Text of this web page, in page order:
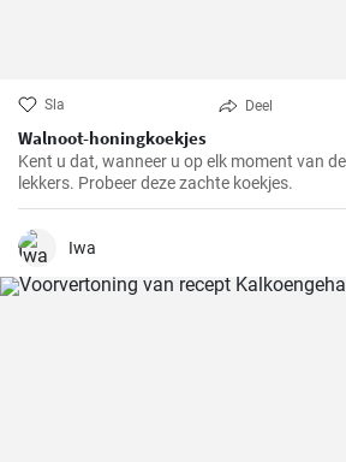
Sla Deel
Walnoot-honingkoekjes
Kent u dat, wanneer u op elk moment van
lekkers. Probeer deze zachte koekjes.
Iwa